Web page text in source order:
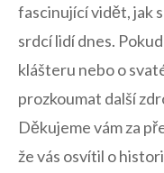
fascinující vidět, ⁣jak
srdcí lidí dnes.
klášteru nebo o
prozkoumat další
Děkujeme vám za
že vás osvítil o⁣